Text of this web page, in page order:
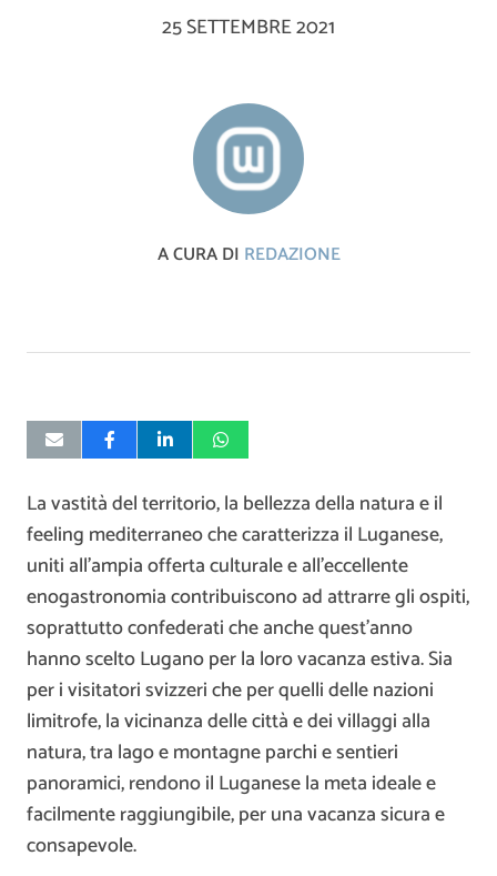
25 SETTEMBRE 2021
A CURA DI REDAZIONE
La vastità del territorio, la bellezza della natura e il
feeling mediterraneo che caratterizza il Luganese,
uniti all’ampia offerta culturale e all’eccellente
enogastronomia contribuiscono ad attrarre gli ospiti,
soprattutto confederati che anche quest’anno
hanno scelto Lugano per la loro vacanza estiva. Sia
per i visitatori svizzeri che per quelli delle nazioni
limitrofe, la vicinanza delle città e dei villaggi alla
natura, tra lago e montagne parchi e sentieri
panoramici, rendono il Luganese la meta ideale e
facilmente raggiungibile, per una vacanza sicura e
consapevole.